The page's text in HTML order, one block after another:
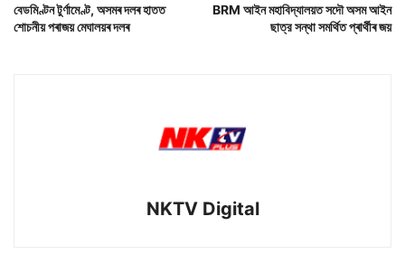
বেডমিণ্টন টুৰ্ণামেণ্ট, অসমৰ দলৰ হাতত
শোচনীয় পৰাজয় মেঘালয়ৰ দলৰ
BRM আইন মহাবিদ্যালয়ত সদৌ অসম আইন
ছাত্র সন্থা সমৰ্থিত প্ৰাৰ্থীৰ জয়
NKTV Digital